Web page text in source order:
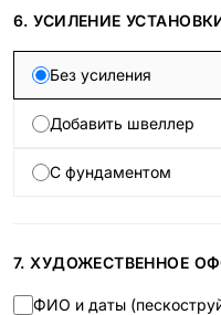
6. УСИЛЕНИЕ
Без усиления
Добавить швеллер
С фундаментом
7. ХУДОЖЕСТВЕННОЕ
ФИО и даты